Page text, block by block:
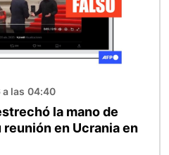
las 04:40
la mano de
en Ucrania en